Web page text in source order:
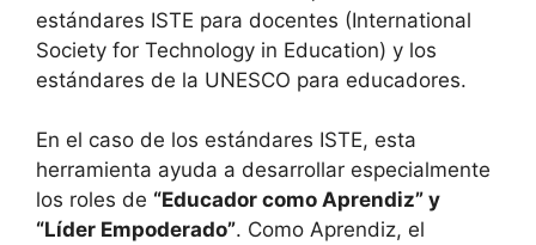
estándares ISTE para docentes (International
Society for Technology in Education) y los
estándares de la UNESCO para educadores.
En el caso de los estándares ISTE, esta
herramienta ayuda a desarrollar especialmente
los roles de “Educador como Aprendiz” y
“Líder Empoderado”. Como Aprendiz, el